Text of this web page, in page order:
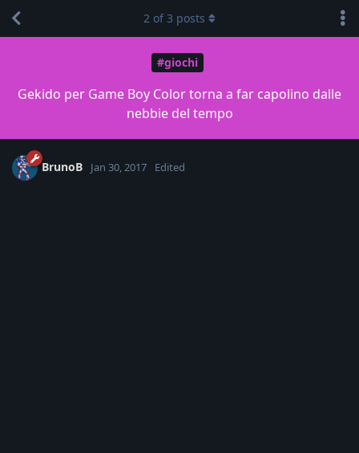
#giochi
Gekido per Game Boy Color torna a far capolino dalle
nebbie del tempo
2 of3 posts
BrunoB Jan 30, 2017 Edited